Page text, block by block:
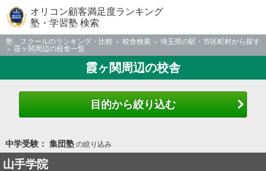
オリコン顧客満足度ランキング
塾・学習塾 検索
塾、スクールのランキング・比較 校舎検索
埼玉県の駅・市区町村から探す
霞ヶ関周辺の校舎一覧
霞ヶ関周辺の校舎
目的から絞り込む
中学受験： 集団塾の絞り込み
山手学院